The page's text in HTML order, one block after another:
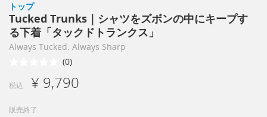
トップ
Tucked Trunks｜シャツをズボンの中にキープす
る下着「タックドトランクス」
Always Tucked. Always Sharp
(0)
税込 ¥ 9,790
販売終了